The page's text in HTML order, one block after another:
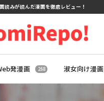
読みが読んだ漫画を徹底レビュー！
発漫画 268 淑女向け漫画